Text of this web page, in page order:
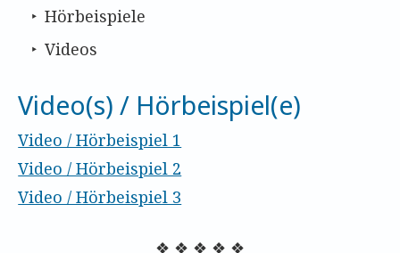
Hörbeispiele
Videos
Video(s) / Hörbeispiel(e)
Video / Hörbeispiel 1
Video / Hörbeispiel 2
Video / Hörbeispiel 3
⎯⎯⎯⎯⎯ ❖ ❖ ❖ ❖ ❖ ⎯⎯⎯⎯⎯